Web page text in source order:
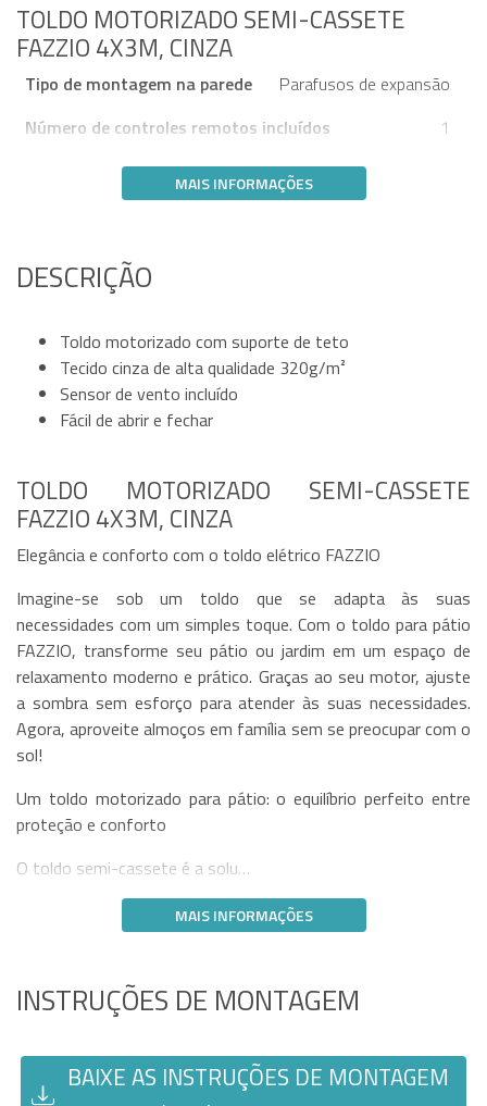
TOLDO MOTORIZADO SEMI-CASSETE
FAZZIO 4X3M, CINZA
Tipo de montagem na parede
Parafusos de expansão
Número de controles remotos incluídos
1
MAIS INFORMAÇÕES
DESCRIÇÃO
Toldo motorizado com suporte de teto
Tecido cinza de alta qualidade 320g/m²
Sensor de vento incluído
Fácil de abrir e fechar
TOLDO MOTORIZADO SEMI-CASSETE
FAZZIO 4X3M, CINZA
Elegância e conforto com o toldo elétrico FAZZIO
Imagine-se sob um toldo que se adapta às suas
necessidades com um simples toque. Com o toldo para pátio
FAZZIO, transforme seu pátio ou jardim em um espaço de
relaxamento moderno e prático. Graças ao seu motor, ajuste
a sombra sem esforço para atender às suas necessidades.
Agora, aproveite almoços em família sem se preocupar com o
sol!
Um toldo motorizado para pátio: o equilíbrio perfeito entre
proteção e conforto
O toldo semi-cassete é a solu…
MAIS INFORMAÇÕES
INSTRUÇÕES DE MONTAGEM
BAIXE AS INSTRUÇÕES DE MONTAGEM